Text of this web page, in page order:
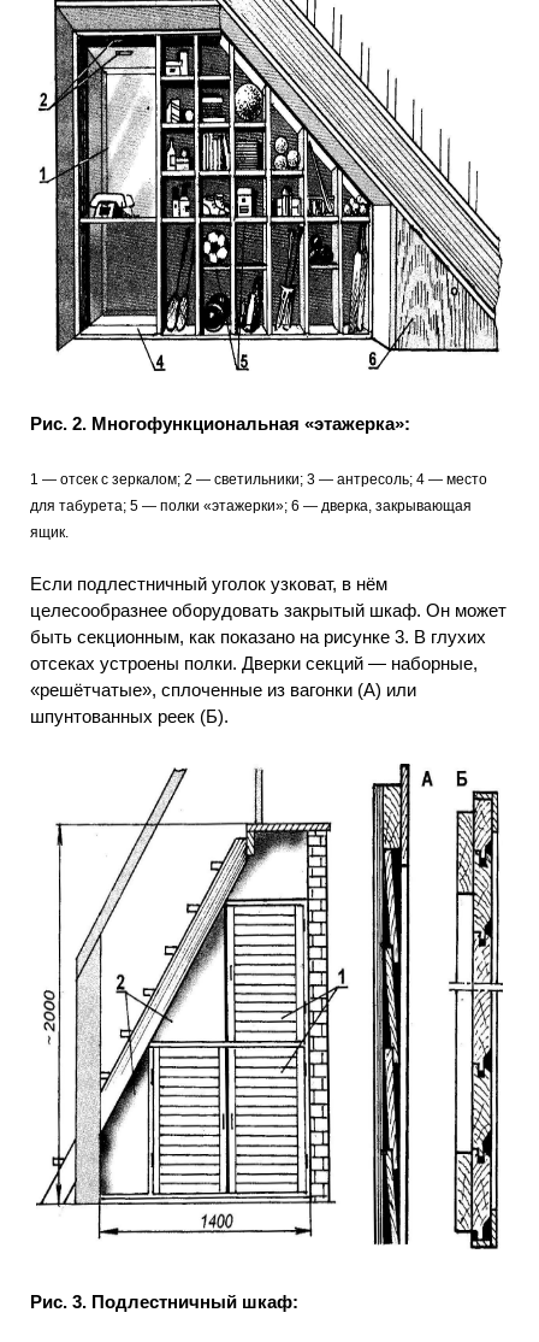
Рис. 2. Многофункциональная «этажерка»:
1 — отсек с зеркалом; 2 — светильники; 3 — антресоль; 4 — место
для табурета; 5 — полки «этажерки»; 6 — дверка, закрывающая
ящик.
Если подлестничный уголок узковат, в нём
целесообразнее оборудовать закрытый шкаф. Он может
быть секционным, как показано на рисунке 3. В глухих
отсеках устроены полки. Дверки секций — наборные,
«решётчатые», сплоченные из вагонки (А) или
шпунтованных реек (Б).
Рис. 3. Подлестничный шкаф: